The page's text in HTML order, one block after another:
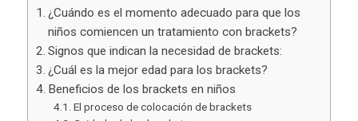
¿Cuándo es el momento adecuado para que los
niños comiencen un tratamiento con brackets?
Signos que indican la necesidad de brackets:
¿Cuál es la mejor edad para los brackets?
Beneficios de los brackets en niños
El proceso de colocación de brackets